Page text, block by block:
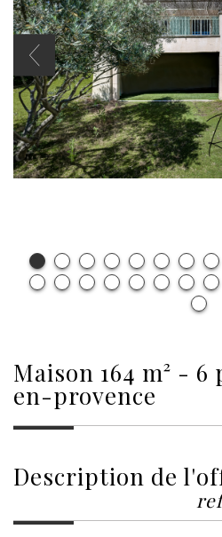
maison 164 m² - 6 pièces - aix-
en-provence
description de